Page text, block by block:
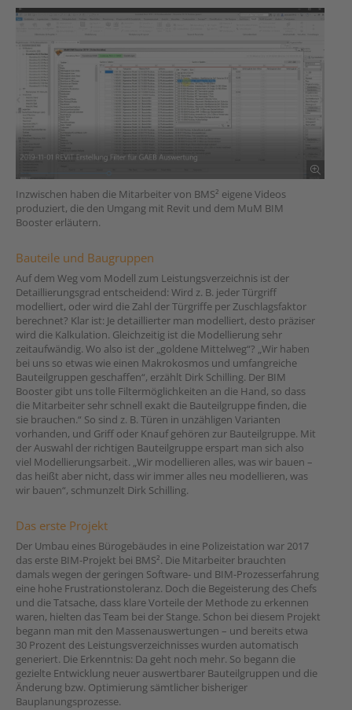
Inzwischen haben die Mitarbeiter von BMS² eigene Videos
produziert, die den Umgang mit Revit und dem MuM BIM
Booster erläutern.
Bauteile und Baugruppen
Auf dem Weg vom Modell zum Leistungsverzeichnis ist der
Detaillierungsgrad entscheidend: Wird z. B. jeder Türgriff
modelliert, oder wird die Zahl der Türgriffe per Zuschlagsfaktor
berechnet? Klar ist: Je detaillierter man modelliert, desto präziser
wird die Kalkulation. Gleichzeitig ist die Modellierung sehr
zeitaufwändig. Wo also ist der „goldene Mittelweg“? „Wir haben
bei uns so etwas wie einen Makrokosmos und umfangreiche
Bauteilgruppen geschaffen“, erzählt Dirk Schilling. Der BIM
Booster gibt uns tolle Filtermöglichkeiten an die Hand, so dass
die Mitarbeiter sehr schnell exakt die Bauteilgruppe ﬁnden, die
sie brauchen.“ So sind z. B. Türen in unzähligen Varianten
vorhanden, und Griff oder Knauf gehören zur Bauteilgruppe. Mit
der Auswahl der richtigen Bauteilgruppe erspart man sich also
viel Modellierungsarbeit. „Wir modellieren alles, was wir bauen –
das heißt aber nicht, dass wir immer alles neu modellieren, was
wir bauen“, schmunzelt Dirk Schilling.
Das erste Projekt
Der Umbau eines Bürogebäudes in eine Polizeistation war 2017
das erste BIM-Projekt bei BMS². Die Mitarbeiter brauchten
damals wegen der geringen Software- und BIM-Prozesserfahrung
eine hohe Frustrationstoleranz. Doch die Begeisterung des Chefs
und die Tatsache, dass klare Vorteile der Methode zu erkennen
waren, hielten das Team bei der Stange. Schon bei diesem Projekt
begann man mit den Massenauswertungen – und bereits etwa
30 Prozent des Leistungsverzeichnisses wurden automatisch
generiert. Die Erkenntnis: Da geht noch mehr. So begann die
gezielte Entwicklung neuer auswertbarer Bauteilgruppen und die
Änderung bzw. Optimierung sämtlicher bisheriger
Bauplanungsprozesse.